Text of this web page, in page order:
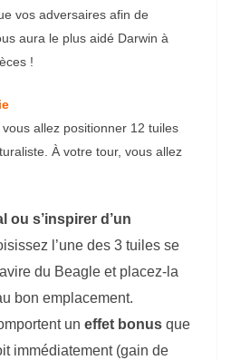
vos adversaires afin de
aura le plus aidé Darwin à
!
allez positionner 12 tuiles
À votre tour, vous allez
ou s’inspirer d’un
l’une des 3 tuiles se
du Beagle et placez-la
bon emplacement.
un effet bonus que
immédiatement (gain de